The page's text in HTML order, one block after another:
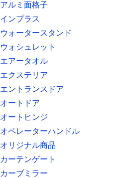
アルミ面格子
インプラス
ウォータースタンド
ウォシュレット
エアータオル
エクステリア
エントランスドア
オートドア
オートヒンジ
オペレーターハンドル
オリジナル商品
カーテンゲート
カーブミラー